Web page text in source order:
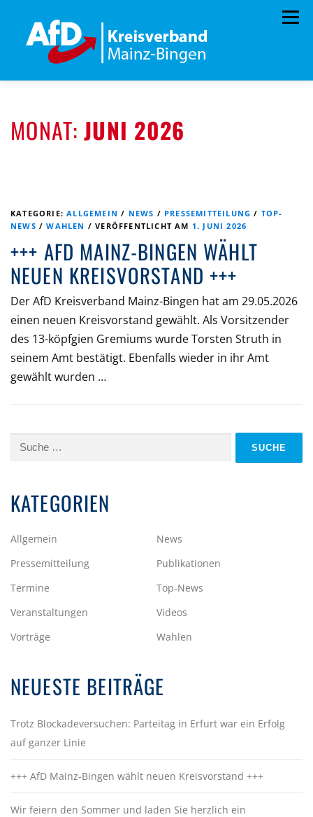
springen
Menü
PROGRAMM ORGANIGRAMM
MONAT: JUNI 2026
KATEGORIE:ALLGEMEIN / NEWS / PRESSEMITTEILUNG / TOP-
NEWS /WAHLEN /VERÖFFENTLICHT AM 1. JUNI 2026
+++ AFD MAINZ-BINGEN WÄHLT
NEUEN KREISVORSTAND +++
Der AfD Kreisverband Mainz-Bingen hat am 29.05.2026
einen neuen Kreisvorstand gewählt. Als Vorsitzender
des 13-köpfgien Gremiums wurde Torsten Struth in
seinem Amt bestätigt. Ebenfalls wieder in ihr Amt
gewählt wurden …
Suche
KATEGORIEN
Allgemein
News
Pressemitteilung
Publikationen
Termine
Top-News
Veranstaltungen
Videos
Vorträge
Wahlen
NEUESTE BEITRÄGE
Trotz Blockadeversuchen: Parteitag in Erfurt war ein Erfolg
auf ganzer Linie
+++ AfD Mainz-Bingen wählt neuen Kreisvorstand +++
Wir feiern den Sommer und laden Sie herzlich ein